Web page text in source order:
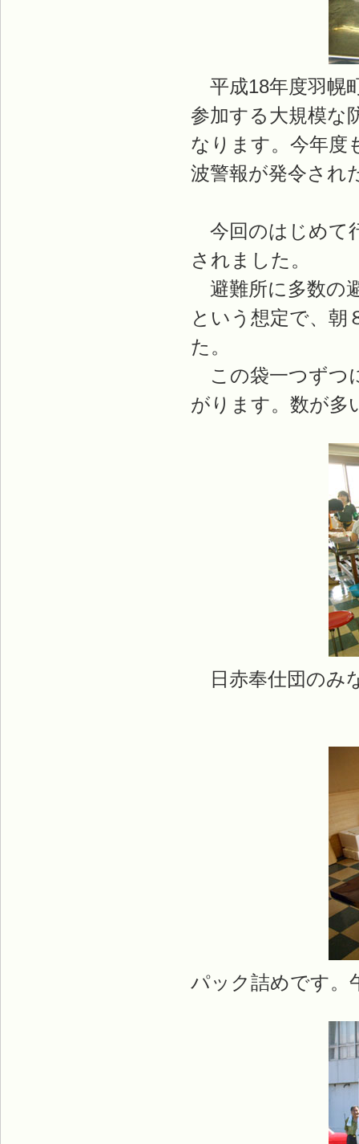
平成18年度羽幌
参加する大規模な
なります。今年度
波警報が発令され
今回のはじめて
されました。
避難所に多数の
という想定で、朝
た。
この袋一つずつ
がります。数が多
日赤奉仕団のみ
パック詰めです。